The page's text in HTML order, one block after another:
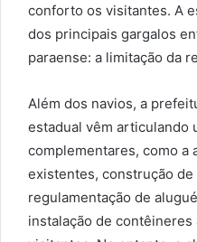
conforto os visitantes. A
dos principais gargalos
paraense: a limitação da
Além dos navios, a
estadual vêm articulando
complementares, como a
existentes, construção
regulamentação de
instalação de